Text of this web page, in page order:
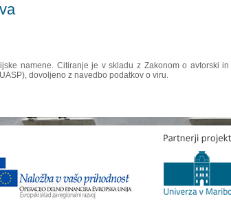
namene. Citiranje je v skladu z Zakonom o avtorski
dovoljeno z navedbo podatkov o viru.